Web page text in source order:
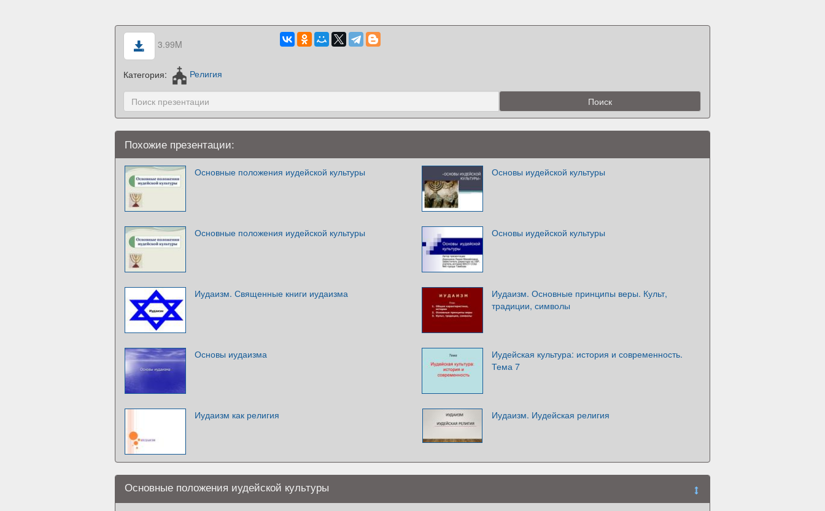
3.99M
Категория: Религия
Похожие презентации:
Основные положения иудейской культуры Основы иудейской культуры
Основные положения иудейской культуры Основы иудейской культуры
Иудаизм. Священные книги иудаизма
Иудаизм. Основные принципы веры. Культ,
традиции, символы
Основы иудаизма
Иудейская культура: история и современность.
Тема 7
Иудаизм как религия Иудаизм. Иудейская религия
Основные положения иудейской культуры